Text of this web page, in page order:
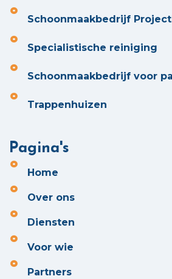
Schoonmaakbedrijf
Specialistische reiniging
Schoonmaakbedrijf voor
Trappenhuizen
Pagina's
Home
Over ons
Diensten
Voor wie
Partners